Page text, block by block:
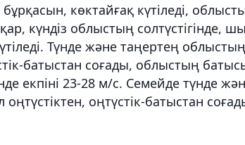
бұрқасын, көктайғақ күтіледі,
күндіз облыстың солтүстігінде,
Түнде және таңертең облыстың
батыстан соғады, облыстың
екпіні 23-28 м/с. Семейде түнде
оңтүстіктен, оңтүстік-батыстан